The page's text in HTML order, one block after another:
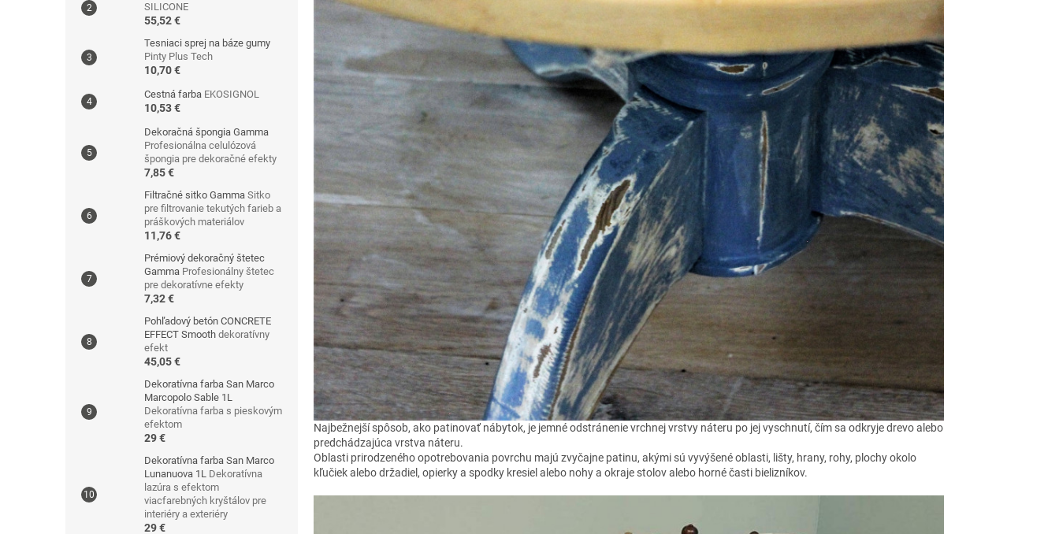
SILICONE
55,52 €
Tesniaci sprej na báze gumy
Pinty Plus Tech
10,70 €
Cestná farba EKOSIGNOL
10,53 €
Dekoračná špongia Gamma
Profesionálna celulózová
špongia pre dekoračné efekty
7,85 €
Filtračné sitko Gamma Sitko
pre filtrovanie tekutých farieb a
práškových materiálov
11,76 €
Prémiový dekoračný štetec
Gamma Profesionálny štetec
pre dekoratívne efekty
7,32 €
Pohľadový betón CONCRETE
EFFECT Smooth dekoratívny
efekt
45,05 €
Dekoratívna farba San Marco
Marcopolo Sable 1L
Dekoratívna farba s pieskovým
efektom
29 €
Dekoratívna farba San Marco
Lunanuova 1L Dekoratívna
lazúra s efektom
viacfarebných kryštálov pre
interiéry a exteriéry
29 €
Najbežnejší spôsob, ako patinovať nábytok, je jemné odstránenie vrchnej vrstvy náteru po jej vyschnutí, čím sa odkryje drevo alebo
predchádzajúca vrstva náteru.
Oblasti prirodzeného opotrebovania povrchu majú zvyčajne patinu, akými sú vyvýšené oblasti, lišty, hrany, rohy, plochy okolo
kľučiek alebo držadiel, opierky a spodky kresiel alebo nohy a okraje stolov alebo horné časti bielizníkov.